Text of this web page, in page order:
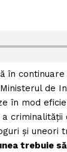
în continuare
de
în mod
criminalității
și uneori
trebuie